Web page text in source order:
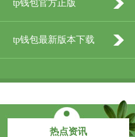
tp钱包官方正版
tp钱包最新版本下载
热点资讯